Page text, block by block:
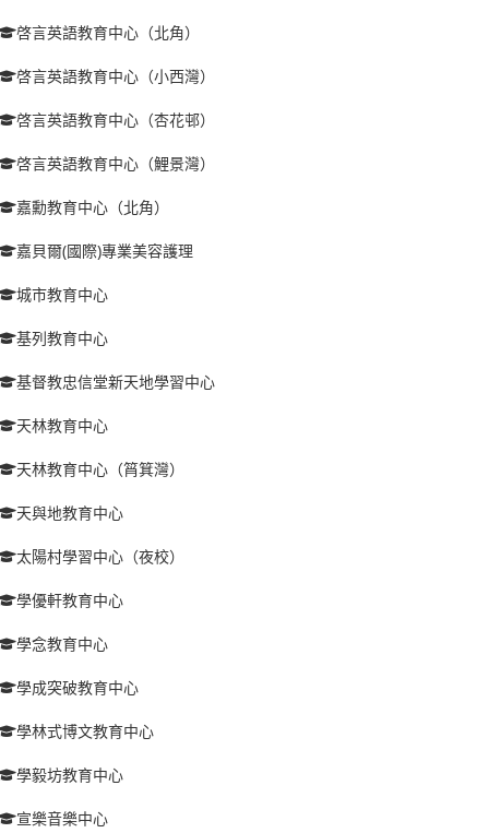
啓言英語教育中心（北角）
啓言英語教育中心（小西灣）
啓言英語教育中心（杏花邨）
啓言英語教育中心（鯉景灣）
嘉勳教育中心（北角）
嘉貝爾(國際)專業美容護理
城市教育中心
基列教育中心
基督教忠信堂新天地學習中心
天林教育中心
天林教育中心（筲箕灣）
天與地教育中心
太陽村學習中心（夜校）
學優軒教育中心
學念教育中心
學成突破教育中心
學林式博文教育中心
學毅坊教育中心
宣樂音樂中心